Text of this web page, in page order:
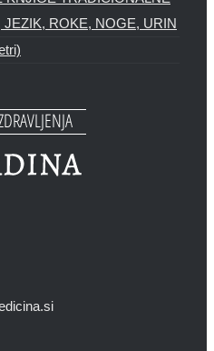
ROKE, NOGE, URIN